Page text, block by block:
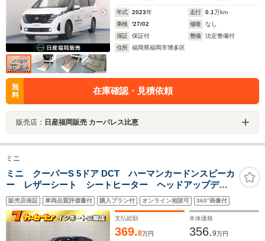
年式 2023年 走行 0.1万km
車検
'27/02 修復
なし
保証
保証付 整備
法定整備付
住所
福岡県福岡市博多区
無
料
在庫確認・見積依頼
販売店： 日産福岡販売 カーパレス比恵
ミニ
ミニ クーパーS 5ドア DCT ハーマンカードンスピーカ
ー レザーシート シートヒーター ヘッドアップディ
スプレイ アダクティブクルーズコントロール バック
カメラ ブラインドスポットモニター レーンキープア
シスト
販売店保証 車両品質評価書付 購入プラン付 オンライン相談可 360°画像付
支払総額
369.8万円
本体価格
356.9万円